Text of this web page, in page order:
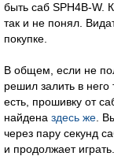
быть саб SPH4B-W.
так и не понял.
покупке.
В общем, если не
решил залить в него
есть, прошивку от
найдена здесь же .
через пару секунд
и продолжает играть.